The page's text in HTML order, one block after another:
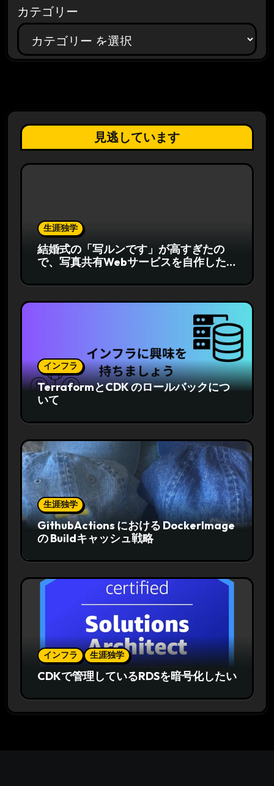
カテゴリー
見逃しています
生涯独学
結婚式の「写ルンです」が高すぎたの
で、写真共有Webサービスを自作した
インフラ
TerraformとCDK のロールバックにつ
いて
生涯独学
GithubActions における DockerImage
の Buildキャッシュ戦略
インフラ 生涯独学
CDKで管理しているRDSを暗号化したい